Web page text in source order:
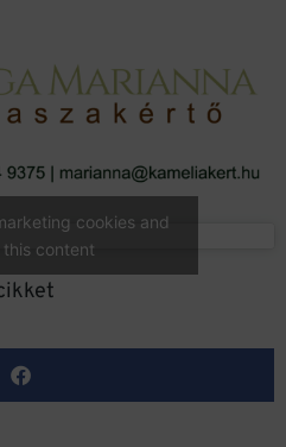
cookies and
this content